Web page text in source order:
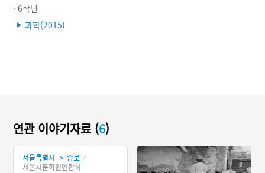
· 6학년
▶ 과학(2015)
연관 이야기자료 (6)
서울특별시 > 종로구
서울시문화원연합회